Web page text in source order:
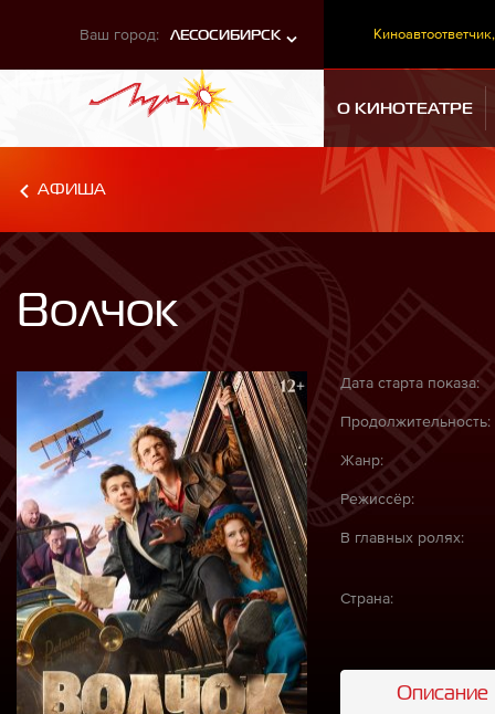
Ваш город: ЛЕСОСИБИРСК Киноавтоответчик,
О КИНОТЕАТРЕ
АФИША
Волчок
Дата старта показа:
Продолжительность:
Жанр:
Режиссёр:
В главных ролях:
Страна:
Описание